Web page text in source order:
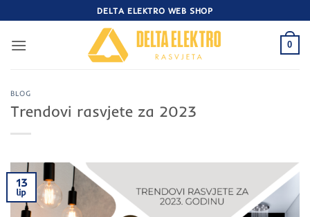
to
content
DELTA ELEKTRO WEB SHOP
0
BLOG
Trendovi rasvjete za 2023
13
lip